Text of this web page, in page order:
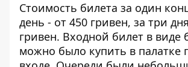
Стоимость билета за один
день - от 450 гривен, за три
гривен. Входной билет в виде
можно было купить в палатке